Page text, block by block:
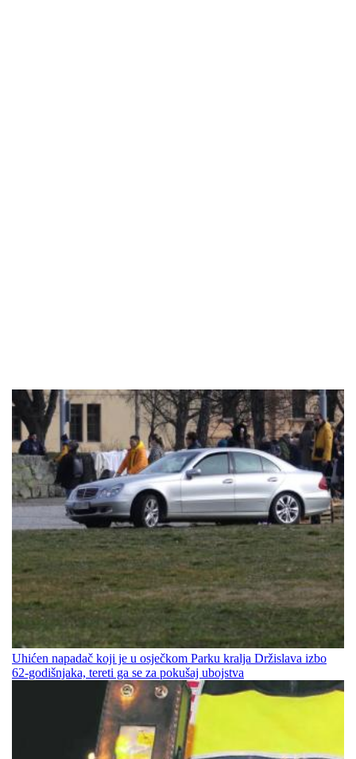
Uhićen napadač koji je u osječkom Parku kralja Držislava izbo
62-godišnjaka, tereti ga se za pokušaj ubojstva